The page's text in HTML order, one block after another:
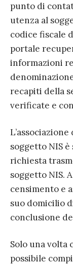
punto di
utenza al
codice fiscale
portale
informazioni
recapiti della
verificate e
soggetto NIS
richiesta
soggetto NIS.
censimento e
suo domicilio
conclusione
Solo una volta
possibile